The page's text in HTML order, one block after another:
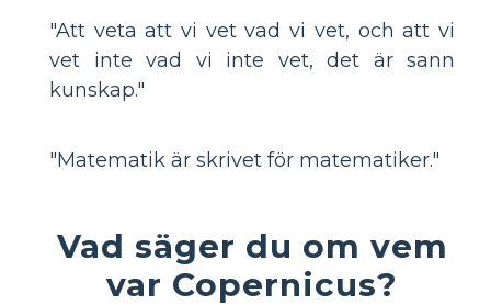
"Att veta att vi vet vad vi vet, och att vi
vet inte vad vi inte vet, det är sann
kunskap."
"Matematik är skrivet för matematiker."
Vad säger du om vem
var Copernicus?